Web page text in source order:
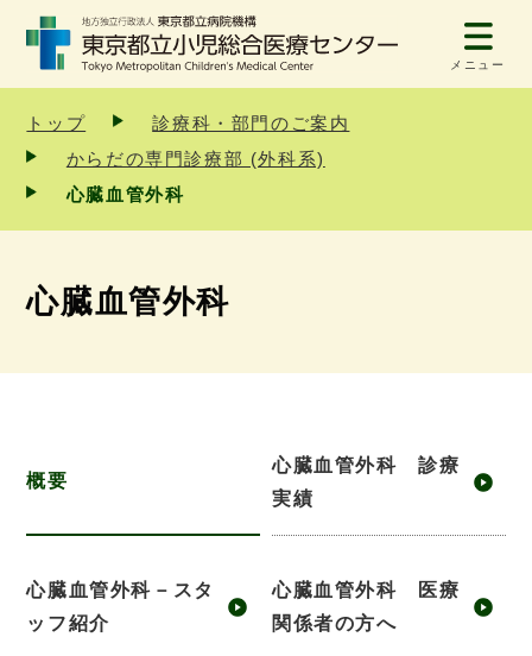
メニュー
トップ
診療科・部門のご案内
からだの専門診療部 (外科系)
心臓血管外科
心臓血管外科
概要
心臓血管外科 診療
実績
心臓血管外科－スタ
ッフ紹介
心臓血管外科 医療
関係者の方へ